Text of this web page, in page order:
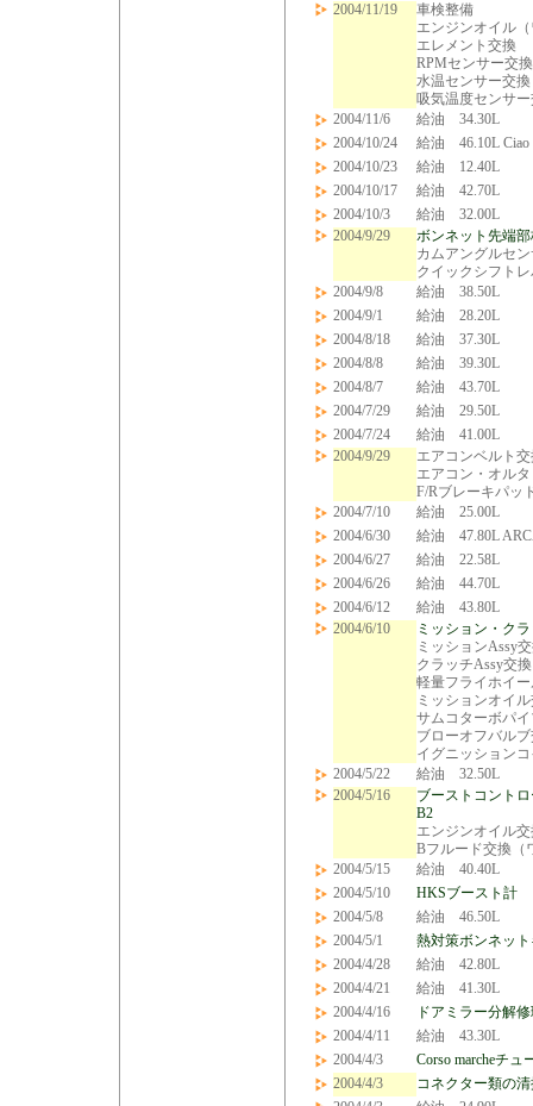
2004/11/19
車検整備
エンジンオイル
エレメント交換
RPMセンサー交換
水温センサー交換
吸気温度センサ
2004/11/6
給油 34.30L
2004/10/24
給油 46.10L Ciao
2004/10/23
給油 12.40L
2004/10/17
給油 42.70L
2004/10/3
給油 32.00L
2004/9/29
ボンネット先端
カムアングルセ
クイックシフト
2004/9/8
給油 38.50L
2004/9/1
給油 28.20L
2004/8/18
給油 37.30L
2004/8/8
給油 39.30L
2004/8/7
給油 43.70L
2004/7/29
給油 29.50L
2004/7/24
給油 41.00L
2004/9/29
エアコンベルト
エアコン・オル
F/Rブレーキパッ
2004/7/10
給油 25.00L
2004/6/30
給油 47.80L
2004/6/27
給油 22.58L
2004/6/26
給油 44.70L
2004/6/12
給油 43.80L
2004/6/10
ミッション・ク
ミッションAssy
クラッチAssy交換
軽量フライホイ
ミッションオイ
サムコターボパ
ブローオフバル
イグニッション
2004/5/22
給油 32.50L
2004/5/16
ブーストコント
B2
エンジンオイル
Bフルード交換（
2004/5/15
給油 40.40L
2004/5/10
HKSブースト計
2004/5/8
給油 46.50L
2004/5/1
熱対策ボンネッ
2004/4/28
給油 42.80L
2004/4/21
給油 41.30L
2004/4/16
ドアミラー分解
2004/4/11
給油 43.30L
2004/4/3
Corso marcheチ
2004/4/3
コネクター類の